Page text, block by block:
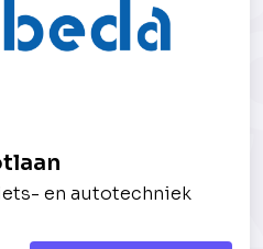
en autotechniek